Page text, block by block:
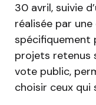
30 avril, suivie
réalisée par
spécifiquement
projets retenus
vote public,
choisir ceux qui